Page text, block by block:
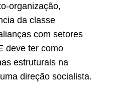
organização,
da classe
com setores
deve ter como
estruturais na
direção socialista.